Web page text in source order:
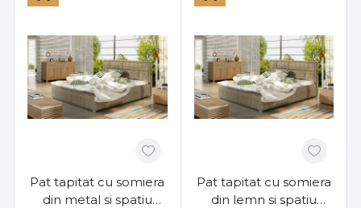
Pat tapitat cu somiera
din metal si spatiu
Pat tapitat cu somiera
din lemn si spatiu